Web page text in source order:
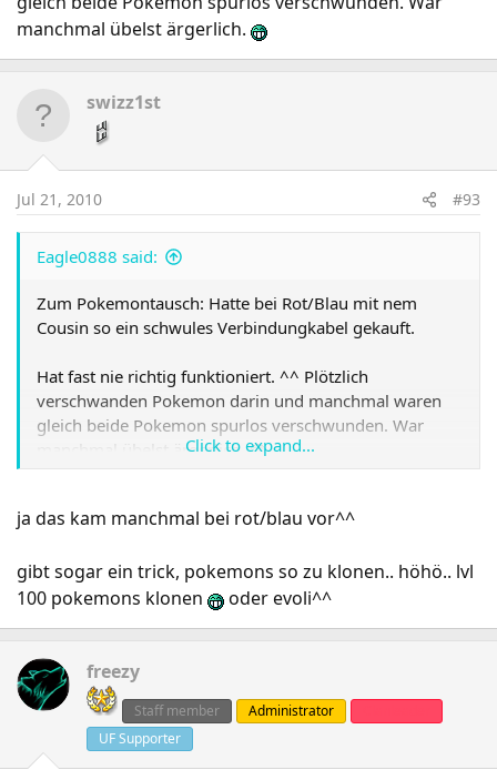
manchmal übelst ärgerlich.
swizz1st
Jul 21, 2010 #93
Eagle0888 said:
Zum Pokemontausch: Hatte bei Rot/Blau mit nem
Cousin so ein schwules Verbindungkabel gekauft.
Hat fast nie richtig funktioniert. ^^ Plötzlich
verschwanden Pokemon darin und manchmal waren
gleich beide Pokemon spurlos verschwunden. War
manchmal übelst ärgerlich.Click to expand...
ja das kam manchmal bei rot/blau vor^^
gibt sogar ein trick, pokemons so zu klonen.. höhö.. lvl
100 pokemons klonen
oder evoli^^
freezy
Staff member Administrator
UF Supporter